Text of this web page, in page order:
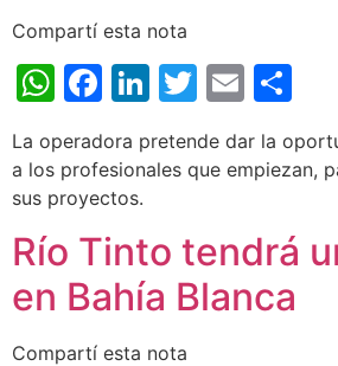
Compartí esta nota
WhatsApp
Facebook
LinkedIn
Twitter
Email
La operadora pretende dar la
a los profesionales que empiezan,
sus proyectos.
Río Tinto tendrá
en Bahía Blanca
Compartí esta nota